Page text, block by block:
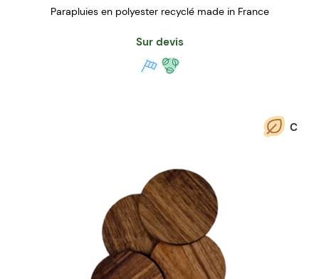
Parapluies en polyester recyclé made in France
Sur devis
C